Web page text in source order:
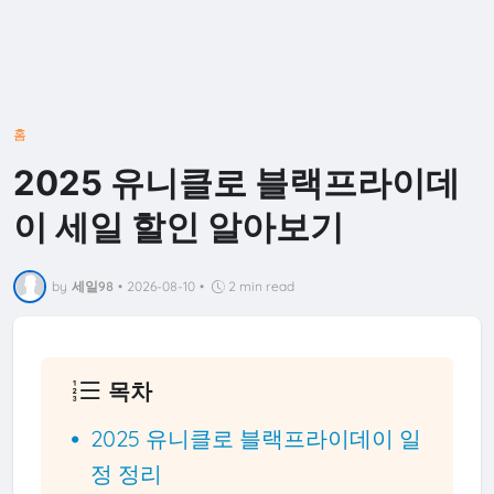
홈
2025 유니클로 블랙프라이데
이 세일 할인 알아보기
by 세일98 • 2026-08-10 • 2 min read
목차
2025 유니클로 블랙프라이데이 일
정 정리